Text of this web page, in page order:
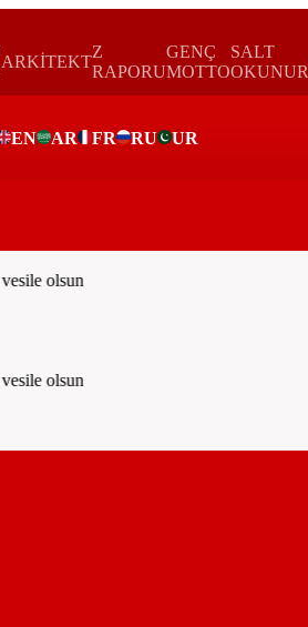
ARKİTEKT
Z
RAPORU
GENÇ
MOTTO
SALT
OKUNUR
EN AR FR RU UR
olsun
olsun